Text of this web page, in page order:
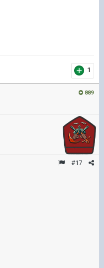
1
889
#17